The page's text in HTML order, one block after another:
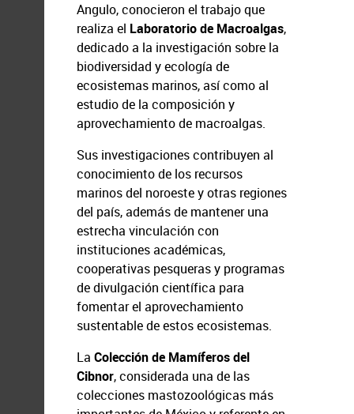
Angulo, conocieron el trabajo que
realiza el Laboratorio de Macroalgas,
dedicado a la investigación sobre la
biodiversidad y ecología de
ecosistemas marinos, así como al
estudio de la composición y
aprovechamiento de macroalgas.
Sus investigaciones contribuyen al
conocimiento de los recursos
marinos del noroeste y otras regiones
del país, además de mantener una
estrecha vinculación con
instituciones académicas,
cooperativas pesqueras y programas
de divulgación científica para
fomentar el aprovechamiento
sustentable de estos ecosistemas.
La Colección de Mamíferos del
Cibnor, considerada una de las
colecciones mastozoológicas más